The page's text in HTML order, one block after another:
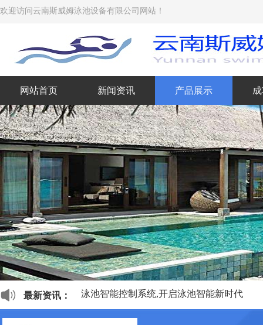
欢迎访问云南斯威姆泳池设备有限公司网站！
网站首页 新闻资讯 产品展示
最新资讯：
泳池智能控制系统,开启泳池智能新时代
私家泳池新定义